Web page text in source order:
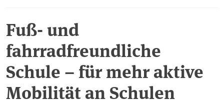
Fuß- und
fahrradfreundliche
Schule – für mehr aktive
Mobilität an Schulen